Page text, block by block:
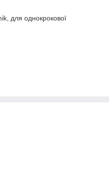
для однокрокової